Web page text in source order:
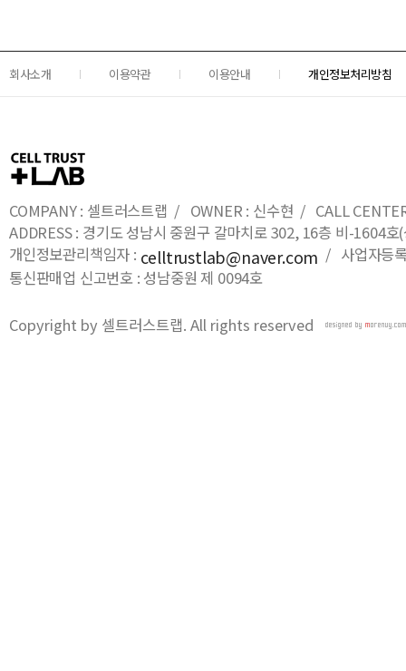
회사소개 이용약관 이용안내 개인정보처리방침
COMPANY : 셀트러스트랩 / OWNER : 신수현 / CALL
ADDRESS : 경기도 성남시 중원구 갈마치로 302, 16층 비-1604
개인정보관리책임자 : celltrustlab@naver.com / 사업자등
통신판매업 신고번호 : 성남중원 제 0094호
Copyright by 셀트러스트랩. All rights reserved